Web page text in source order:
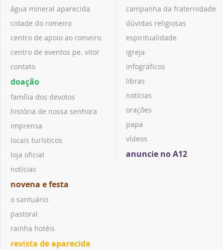
água mineral aparecida
cidade do romeiro
centro de apoio ao romeiro
centro de eventos pe. vitor
contato
doação
família dos devotos
história de nossa senhora
imprensa
locais turísticos
loja oficial
notícias
novena e festa
o santuário
pastoral
rainha hotéis
revista de aparecida
campanha da fraternidade
dúvidas religiosas
espiritualidade
igreja
infográficos
libras
notícias
orações
papa
vídeos
anuncie no A12